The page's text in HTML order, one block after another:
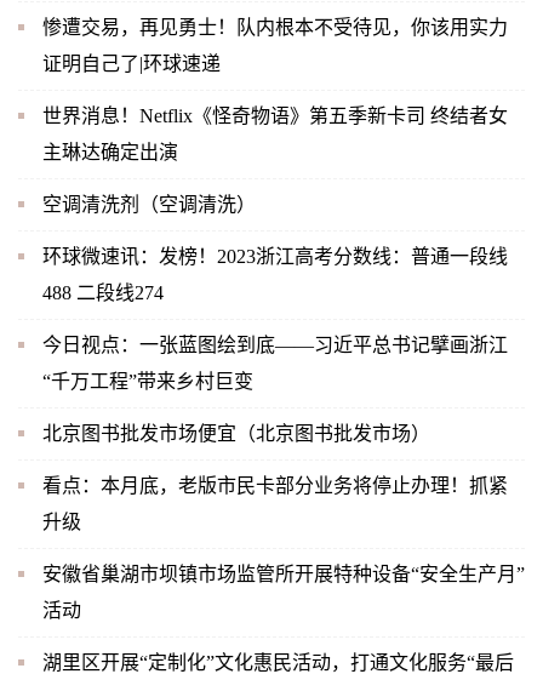
惨遭交易，再见勇士！队内根本不受待见，你该用实力
证明自己了|环球速递
世界消息！Netflix《怪奇物语》第五季新卡司 终结者女
主琳达确定出演
空调清洗剂（空调清洗）
环球微速讯：发榜！2023浙江高考分数线：普通一段线
488 二段线274
今日视点：一张蓝图绘到底——习近平总书记擘画浙江
“千万工程”带来乡村巨变
北京图书批发市场便宜（北京图书批发市场）
看点：本月底，老版市民卡部分业务将停止办理！抓紧
升级
安徽省巢湖市坝镇市场监管所开展特种设备“安全生产月”
活动
湖里区开展“定制化”文化惠民活动，打通文化服务“最后